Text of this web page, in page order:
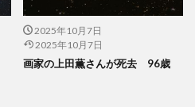
2025年10月7日
2025年10月7日
画家の上田薫さんが死去 96歳